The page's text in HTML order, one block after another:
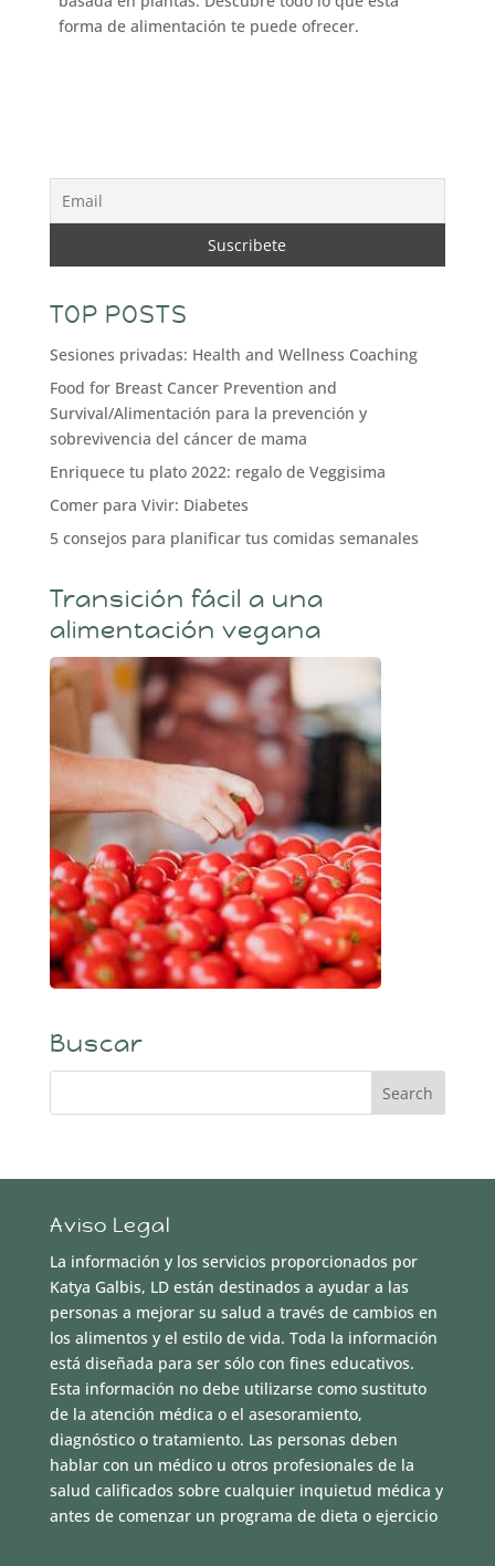
forma de alimentación te puede ofrecer.
TOP POSTS
Sesiones privadas: Health and Wellness Coaching
Food for Breast Cancer Prevention and
Survival/Alimentación para la prevención y
sobrevivencia del cáncer de mama
Enriquece tu plato 2022: regalo de Veggisima
Comer para Vivir: Diabetes
5 consejos para planificar tus comidas semanales
Transición fácil a una
alimentación vegana
Buscar
Aviso Legal
La información y los servicios proporcionados por
Katya Galbis, LD están destinados a ayudar a las
personas a mejorar su salud a través de cambios en
los alimentos y el estilo de vida. Toda la información
está diseñada para ser sólo con fines educativos.
Esta información no debe utilizarse como sustituto
de la atención médica o el asesoramiento,
diagnóstico o tratamiento. Las personas deben
hablar con un médico u otros profesionales de la
salud calificados sobre cualquier inquietud médica y
antes de comenzar un programa de dieta o ejercicio